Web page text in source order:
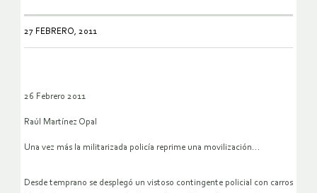
27 FEBRERO, 2011
26 Febrero 2011
Raúl Martínez Opal
Una vez más la militarizada policía reprime una movilización…
Desde temprano se desplegó un vistoso contingente policial con carros